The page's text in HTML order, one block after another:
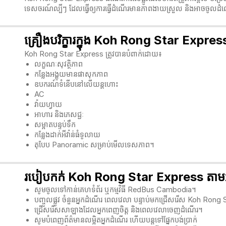
ទេសចរណ៍ល្បីៗ ដែលធ្វើឲ្យការធ្វើដំណើរមានភាពងាយស្រួល និងអាចចូលដំណ
គ្រឿងបរិក្ខារក្នុង Koh Rong Star
Koh Rong Star Express ត្រូវបានបំពាក់ដោយ៖
លក្ខណៈសុវត្ថិភាព
កន្លែងអង្គុយមានផាសុកភាព
ឧបករណ៍ទំនើបនៅលើយន្តហោះ
AC
វ៉ាយហ្វាយ
អាហារ និងភេសជ្ជៈ
សម្អាតបន្ទប់ទឹក
កន្លែងដាក់អីវ៉ាន់ធំទូលាយ
តុបែប Panoramic សម្រាប់មើលទេសភាព។
របៀបកក់ Koh Rong Star Express ត
សូមចូលទៅកាន់គេហទំព័រ ឬកម្មវិធី RedBus Cambodia។
បញ្ចូលផ្លូវ ចំនួនអ្នកដំណើរ ពេលវេលា បន្ទាប់មកជ្រើសរើស Koh Rong
ជ្រើសរើសសាឡាងដែលអ្នកពេញចិត្ត និងពេលវេលាចេញដំណើរ។
សូមបំពេញព័ត៌មានលម្អិតអ្នកដំណើរ ហើយបន្តទៅផ្នែកបង់ប្រាក់